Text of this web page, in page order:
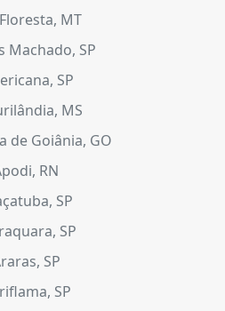
MT
Machado, SP
SP
MS
de Goiânia, GO
RN
SP
SP
SP
SP